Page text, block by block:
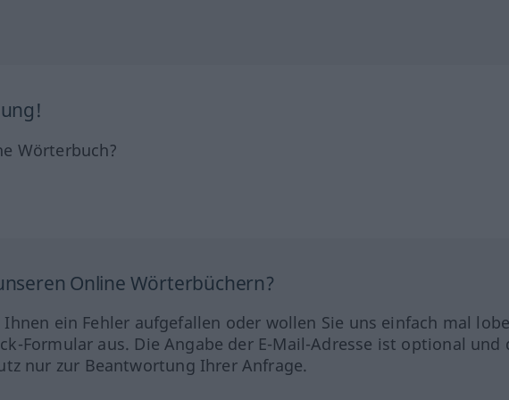
Wörterbuch?
Online Wörterbüchern?
ein Fehler aufgefallen oder wollen Sie uns einfach mal
Formular aus. Die Angabe der E-Mail-Adresse ist optional und
nur zur Beantwortung Ihrer Anfrage.